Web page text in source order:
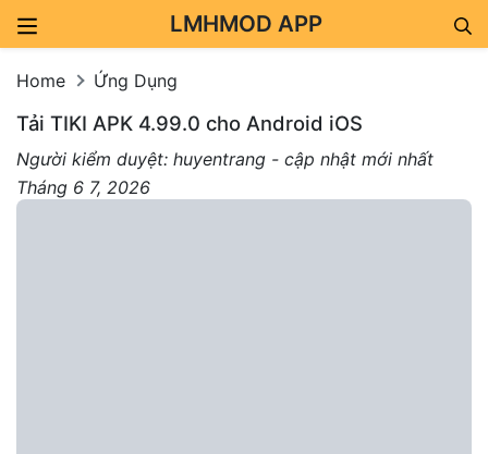
LMHMOD APP
Home Ứng Dụng
Tải TIKI APK 4.99.0 cho Android iOS
Người kiểm duyệt: huyentrang - cập nhật mới nhất
Tháng 6 7, 2026